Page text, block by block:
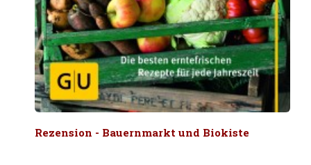
Rezension - Bauernmarkt und Biokiste